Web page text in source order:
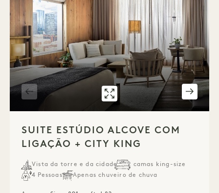
GALERIA 321 SUÍTE ESTÚDIO
SUITE ESTÚDIO ALCOVE COM
LIGAÇÃO + CITY KING
Vista da torre e da cidade
2 camas king-size
4 Pessoas
Apenas chuveiro de chuva